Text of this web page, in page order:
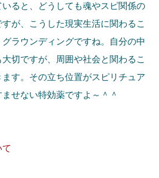
ると、どうしても魂やスピ関係の
が、こうした現実生活に関わるこ
ラウンディングですね。自分の中
切ですが、周囲や社会と関わるこ
す。その立ち位置がスピリチュア
せない特効薬ですよ～＾＾